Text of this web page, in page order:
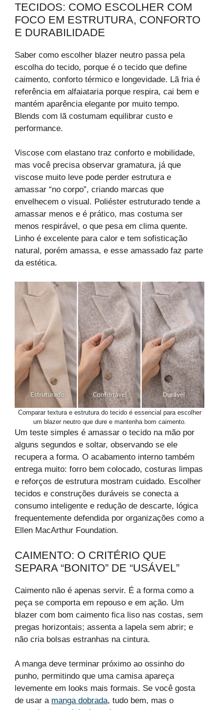
TECIDOS: COMO ESCOLHER COM
FOCO EM ESTRUTURA, CONFORTO
E DURABILIDADE
Saber como escolher blazer neutro passa pela
escolha do tecido, porque é o tecido que define
caimento, conforto térmico e longevidade. Lã fria é
referência em alfaiataria porque respira, cai bem e
mantém aparência elegante por muito tempo.
Blends com lã costumam equilibrar custo e
performance.
Viscose com elastano traz conforto e mobilidade,
mas você precisa observar gramatura, já que
viscose muito leve pode perder estrutura e
amassar “no corpo”, criando marcas que
envelhecem o visual. Poliéster estruturado tende a
amassar menos e é prático, mas costuma ser
menos respirável, o que pesa em clima quente.
Linho é excelente para calor e tem sofisticação
natural, porém amassa, e esse amassado faz parte
da estética.
Comparar textura e estrutura do tecido é essencial para escolher
um blazer neutro que dure e mantenha bom caimento.
Um teste simples é amassar o tecido na mão por
alguns segundos e soltar, observando se ele
recupera a forma. O acabamento interno também
entrega muito: forro bem colocado, costuras limpas
e reforços de estrutura mostram cuidado. Escolher
tecidos e construções duráveis se conecta a
consumo inteligente e redução de descarte, lógica
frequentemente defendida por organizações como a
Ellen MacArthur Foundation.
CAIMENTO: O CRITÉRIO QUE
SEPARA “BONITO” DE “USÁVEL”
Caimento não é apenas servir. É a forma como a
peça se comporta em repouso e em ação. Um
blazer com bom caimento fica liso nas costas, sem
pregas horizontais; assenta a lapela sem abrir; e
não cria bolsas estranhas na cintura.
A manga deve terminar próximo ao ossinho do
punho, permitindo que uma camisa apareça
levemente em looks mais formais. Se você gosta
de usar a manga dobrada, tudo bem, mas o